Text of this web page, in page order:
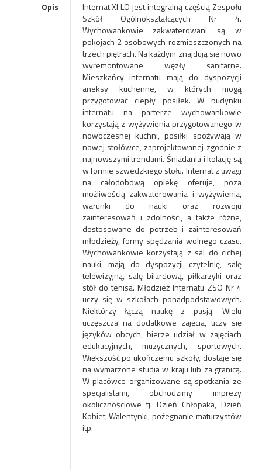
Opis
Internat XI LO jest integralną częścią Zespołu
Szkół Ogólnokształcących Nr 4.
Wychowankowie zakwaterowani są w
pokojach 2 osobowych rozmieszczonych na
trzech piętrach. Na każdym znajdują się nowo
wyremontowane węzły sanitarne.
Mieszkańcy internatu mają do dyspozycji
aneksy kuchenne, w których mogą
przygotować ciepły posiłek. W budynku
internatu na parterze wychowankowie
korzystają z wyżywienia przygotowanego w
nowoczesnej kuchni, posiłki spożywają w
nowej stołówce, zaprojektowanej zgodnie z
najnowszymi trendami. Śniadania i kolację są
w formie szwedzkiego stołu. Internat z uwagi
na całodobową opiekę oferuje, poza
możliwością zakwaterowania i wyżywienia,
warunki do nauki oraz rozwoju
zainteresowań i zdolności, a także różne,
dostosowane do potrzeb i zainteresowań
młodzieży, formy spędzania wolnego czasu.
Wychowankowie korzystają z sal do cichej
nauki, mają do dyspozycji czytelnię, salę
telewizyjną, salę bilardową, piłkarzyki oraz
stół do tenisa. Młodzież Internatu ZSO Nr 4
uczy się w szkołach ponadpodstawowych.
Niektórzy łączą naukę z pasją. Wielu
uczęszcza na dodatkowe zajęcia, uczy się
języków obcych, bierze udział w zajęciach
edukacyjnych, muzycznych, sportowych.
Większość po ukończeniu szkoły, dostaje się
na wymarzone studia w kraju lub za granicą.
W placówce organizowane są spotkania ze
specjalistami, obchodzimy imprezy
okolicznościowe tj. Dzień Chłopaka, Dzień
Kobiet, Walentynki, pożegnanie maturzystów
itp.